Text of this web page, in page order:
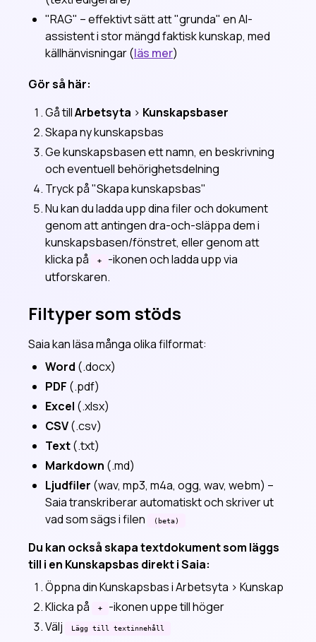
"RAG" – effektivt sätt att "grunda" en AI-
assistent i stor mängd faktisk kunskap, med
källhänvisningar (läs mer)
Gör så här:
Gå tillArbetsyta > Kunskapsbaser
Skapa ny kunskapsbas
Ge kunskapsbasen ett namn, en beskrivning
och eventuell behörighetsdelning
Tryck på "Skapa kunskapsbas"
Nu kan du ladda upp dina filer och dokument
genom att antingen dra-och-släppa dem i
kunskapsbasen/fönstret, eller genom att
klicka på
+
-ikonen och ladda upp via
utforskaren.
Filtyper som stöds
Saia kan läsa många olika filformat:
Word (.docx)
PDF (.pdf)
Excel (.xlsx)
CSV(.csv)
Text(.txt)
Markdown (.md)
Ljudfiler (wav, mp3, m4a, ogg, wav, webm) –
Saia transkriberar automatiskt och skriver ut
vad som sägs i filen
(beta)
Du kan också skapa textdokument som läggs
till i en Kunskapsbas direkt i Saia:
Öppna din Kunskapsbas i Arbetsyta > Kunskap
Klicka på
+
-ikonen uppe till höger
Välj
Lägg till textinnehåll